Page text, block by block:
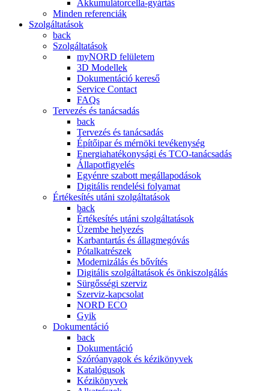
Akkumulátorcella-gyártás
Minden referenciák
Szolgáltatások
back
Szolgáltatások
myNORD felületem
3D Modellek
Dokumentáció kereső
Service Contact
FAQs
Tervezés és tanácsadás
back
Tervezés és tanácsadás
Építőipar és mérnöki tevékenység
Energiahatékonysági és TCO-tanácsadás
Állapotfigyelés
Egyénre szabott megállapodások
Digitális rendelési folyamat
Értékesítés utáni szolgáltatások
back
Értékesítés utáni szolgáltatások
Üzembe helyezés
Karbantartás és állagmegóvás
Pótalkatrészek
Modernizálás és bővítés
Digitális szolgáltatások és önkiszolgálás
Sürgősségi szerviz
Szerviz-kapcsolat
NORD ECO
Gyik
Dokumentáció
back
Dokumentáció
Szóróanyagok és kézikönyvek
Katalógusok
Kézikönyvek